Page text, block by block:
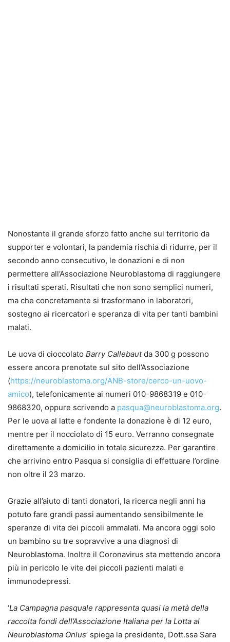
Nonostante il grande sforzo fatto anche sul territorio da
supporter e volontari, la pandemia rischia di ridurre, per il
secondo anno consecutivo, le donazioni e di non
permettere all’Associazione Neuroblastoma di raggiungere
i risultati sperati. Risultati che non sono semplici numeri,
ma che concretamente si trasformano in laboratori,
sostegno ai ricercatori e speranza di vita per tanti bambini
malati.
Le uova di cioccolato Barry Callebautda 300 g possono
essere ancora prenotate sul sito dell’Associazione
(https://neuroblastoma.org/ANB-store/cerco-un-uovo-
amico), telefonicamente ai numeri 010-9868319 e 010-
9868320, oppure scrivendo a pasqua@neuroblastoma.org.
Per le uova al latte e fondente la donazione è di 12 euro,
mentre per il nocciolato di 15 euro. Verranno consegnate
direttamente a domicilio in totale sicurezza. Per garantire
che arrivino entro Pasqua si consiglia di effettuare l’ordine
non oltre il 23 marzo.
Grazie all’aiuto di tanti donatori, la ricerca negli anni ha
potuto fare grandi passi aumentando sensibilmente le
speranze di vita dei piccoli ammalati. Ma ancora oggi solo
un bambino su tre sopravvive a una diagnosi di
Neuroblastoma. Inoltre il Coronavirus sta mettendo ancora
più in pericolo le vite dei piccoli pazienti malati e
immunodepressi.
‘La Campagna pasquale rappresenta quasi la metà della
raccolta fondi dell’Associazione Italiana per la Lotta al
Neuroblastoma Onlus’ spiega la presidente, Dott.ssa Sara